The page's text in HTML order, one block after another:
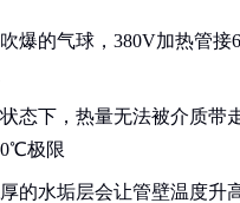
吹爆的气球，380V加热管接
态下，热量无法被介质带
极限
厚的水垢层会让管壁温度升